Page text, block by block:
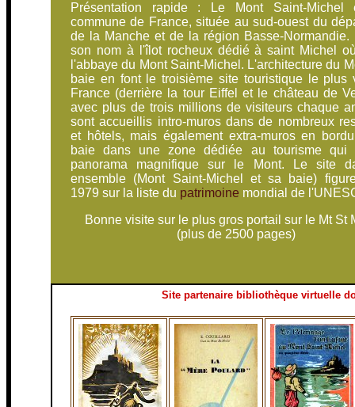
Présentation rapide : Le Mont Saint-Michel
commune de France, située au sud-ouest du
de la Manche et de la région Basse-Normandie.
son nom à l'îlot rocheux dédié à saint Michel
l'abbaye du Mont Saint-Michel. L'architecture du
baie en font le troisième site touristique le plus
France (derrière la tour Eiffel et le château de
avec plus de trois millions de visiteurs chaque
sont accueillis intro-muros dans de nombreux
et hôtels, mais également extra-muros en
baie dans une zone dédiée au tourisme qui
panorama magnifique sur le Mont. Le site
ensemble (Mont Saint-Michel et sa baie)
1979 sur la liste du patrimoine mondial de
Bonne visite sur le plus gros portail sur le Mt St
(plus de 2500 pages)
Site partenaire bibliothèque virtuelle